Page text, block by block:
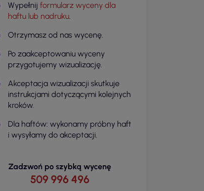
Wypełnij formularz wyceny dla
haftu lub nadruku.
Otrzymasz od nas wycenę.
Po zaakceptowaniu wyceny
przygotujemy wizualizację.
Akceptacja wizualizacji skutkuje
instrukcjami dotyczącymi kolejnych
kroków.
Dla haftów: wykonamy próbny haft
i wysyłamy do akceptacji.
Zadzwoń po szybką wycenę
509 996 496